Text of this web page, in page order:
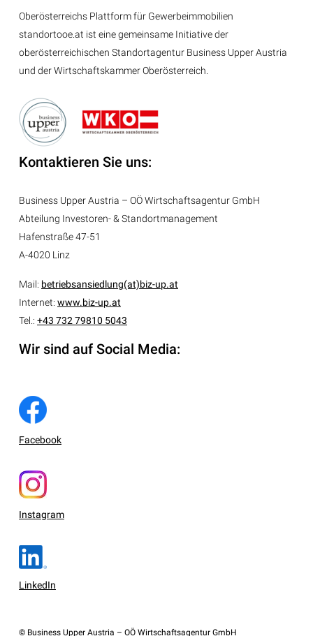
Oberösterreichs Plattform für Gewerbeimmobilien
standortooe.at ist eine gemeinsame Initiative der
oberösterreichischen Standortagentur Business Upper Austria
und der Wirtschaftskammer Oberösterreich.
Kontaktieren Sie uns:
Business Upper Austria – OÖ Wirtschaftsagentur GmbH
Abteilung Investoren- & Standortmanagement
Hafenstraße 47-51
A-4020 Linz
Mail: betriebsansiedlung(at)biz-up.at
Internet: www.biz-up.at
Tel.: +43 732 79810 5043
Wir sind auf Social Media:
Facebook
Instagram
LinkedIn
© Business Upper Austria – OÖ Wirtschaftsagentur GmbH